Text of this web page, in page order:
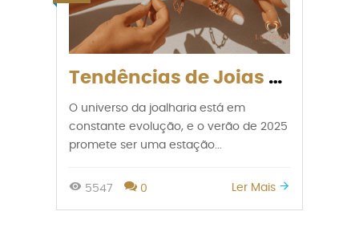
Tendências de Joias para o Verão 2025: O Que Vai Brilhar?
O universo da joalharia está em
constante evolução, e o verão de 2025
promete ser uma estação...
5547 0 Ler Mais